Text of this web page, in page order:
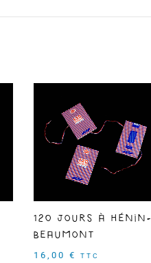
120 jours à Hénin-
Beaumont
16,00 € TTC